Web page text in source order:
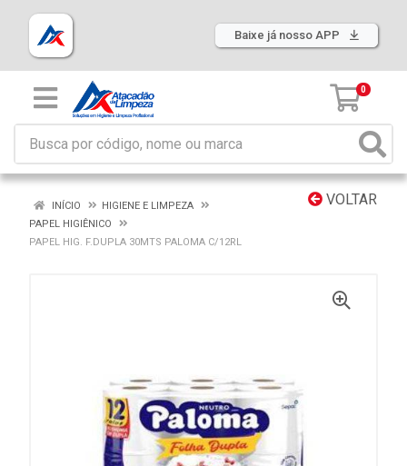
Baixe já nosso APP
0
VOLTAR
INÍCIO
HIGIENE E LIMPEZA
PAPEL HIGIÊNICO
PAPEL HIG. F.DUPLA 30MTS PALOMA C/12RL